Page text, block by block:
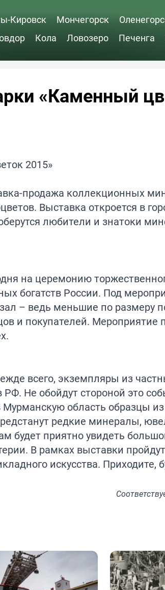
Кировск Мончегорск
Кола Ловозеро Печенга
«Каменный
продажа коллекционных
Выставка откроется в
любители и знатоки
на церемонию
богатств России. Под
– ведь меньшие по размеру
и покупателей. Мероприятие
всего, экземпляры из
Не обойдут стороной это
Мурманскую область образцы
редкие минералы,
будет приятно увидеть
В рамках выставки
искусства. Приходите,